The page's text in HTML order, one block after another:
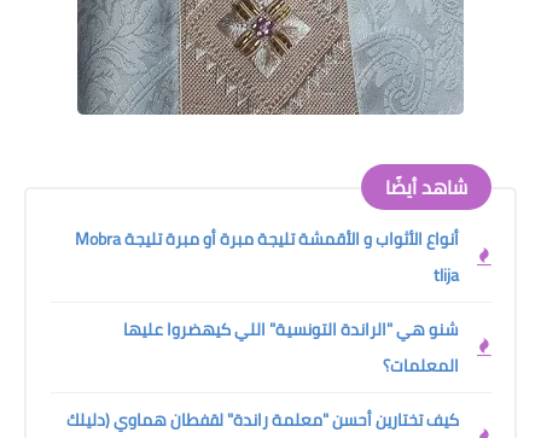
شاهد أيضًا
أنواع الأثواب و الأقمشة تليجة مبرة أو مبرة تليجة Mobra
tlija
شنو هي "الراندة التونسية" اللي كيهضروا عليها
المعلمات؟
كيف تختارين أحسن "معلمة راندة" لقفطان هماوي (دليلك